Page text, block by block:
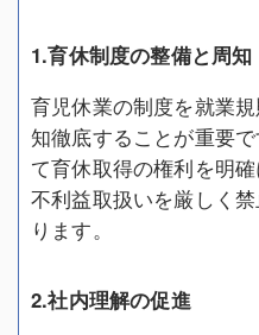
1.育休制度の整備と周知
育児休業の制度を就業
知徹底することが重要
て育休取得の権利を明
不利益取扱いを厳しく
ります。
2.社内理解の促進